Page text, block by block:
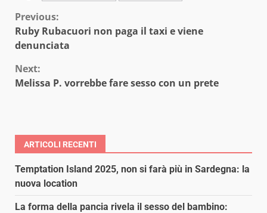
Continue
Reading
Previous:
Ruby Rubacuori non paga il taxi e viene
denunciata
Next:
Melissa P. vorrebbe fare sesso con un prete
ARTICOLI RECENTI
Temptation Island 2025, non si farà più in Sardegna: la
nuova location
La forma della pancia rivela il sesso del bambino: